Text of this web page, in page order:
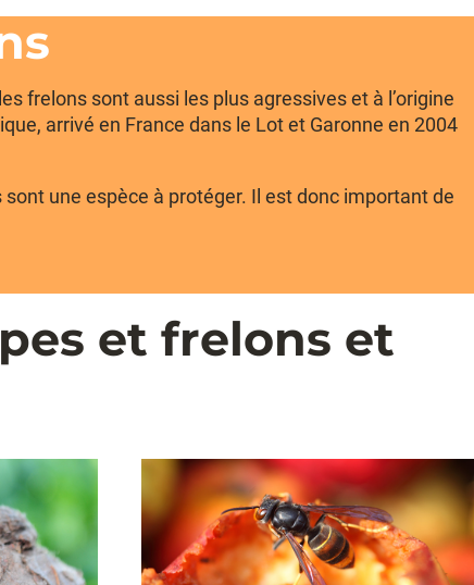
frelons sont aussi les plus agressives et à l’origine
arrivé en France dans le Lot et Garonne en 2004
une espèce à protéger. Il est donc important de
et frelons et